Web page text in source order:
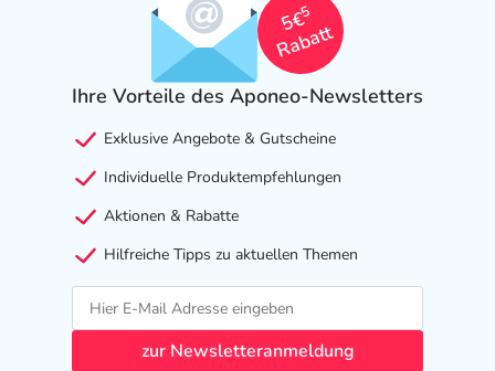
5€
5
Rabatt
Ihre Vorteile des Aponeo-Newsletters
Exklusive Angebote & Gutscheine
Individuelle Produktempfehlungen
Aktionen & Rabatte
Hilfreiche Tipps zu aktuellen Themen
zur Newsletteranmeldung